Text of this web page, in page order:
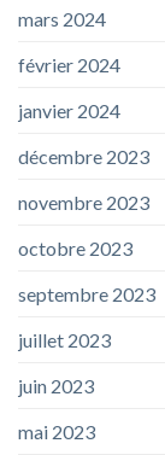
mars 2024
février 2024
janvier 2024
décembre 2023
novembre 2023
octobre 2023
septembre 2023
juillet 2023
juin 2023
mai 2023